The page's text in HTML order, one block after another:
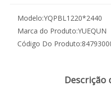
Modelo:YQPBL1220*2440
Marca do Produto:YUEQUN
Código Do Produto: